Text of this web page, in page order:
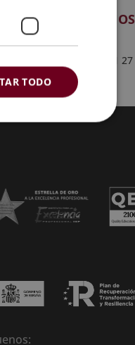
LLÁMANOS
91 005 91 27
TODO